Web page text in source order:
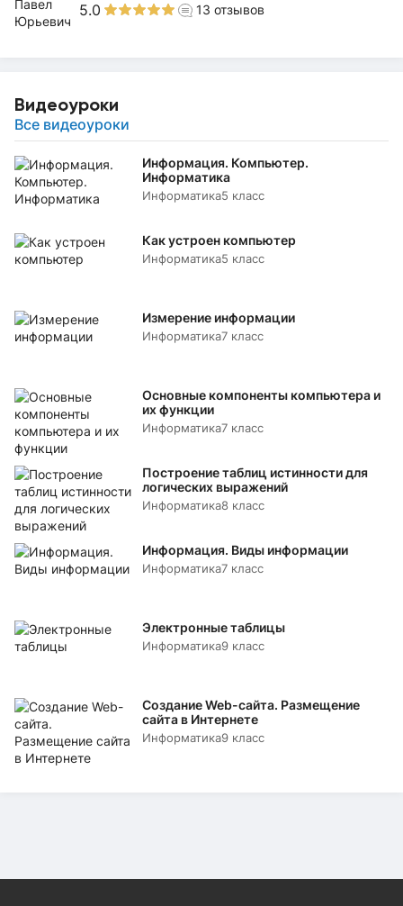
5.0 13 отзывов
Видеоуроки
Все видеоуроки
Информация. Компьютер.
Информатика
Информатика5 класс
Как устроен компьютер
Информатика5 класс
Измерение информации
Информатика7 класс
Основные компоненты компьютера и
их функции
Информатика7 класс
Построение таблиц истинности для
логических выражений
Информатика8 класс
Информация. Виды информации
Информатика7 класс
Электронные таблицы
Информатика9 класс
Создание Web-сайта. Размещение
сайта в Интернете
Информатика9 класс